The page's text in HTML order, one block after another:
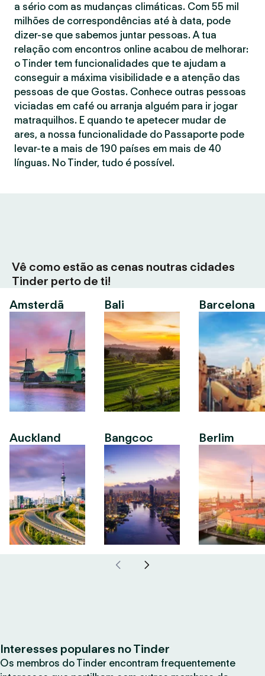
a sério com as mudanças climáticas. Com 55 mil
milhões de correspondências até à data, pode
dizer-se que sabemos juntar pessoas. A tua
relação com encontros online acabou de melhorar:
o Tinder tem funcionalidades que te ajudam a
conseguir a máxima visibilidade e a atenção das
pessoas de que Gostas. Conhece outras pessoas
viciadas em café ou arranja alguém para ir jogar
matraquilhos. E quando te apetecer mudar de
ares, a nossa funcionalidade do Passaporte pode
levar-te a mais de 190 países em mais de 40
línguas. No Tinder, tudo é possível.
Vê como estão as cenas noutras cidades
Tinder perto de ti!
Amsterdã
Auckland
Bali
Bangcoc
Barcelona
Berlim
Interesses populares no Tinder
Os membros do Tinder encontram frequentemente